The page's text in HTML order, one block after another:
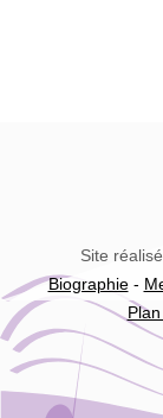
Site
Biographie-